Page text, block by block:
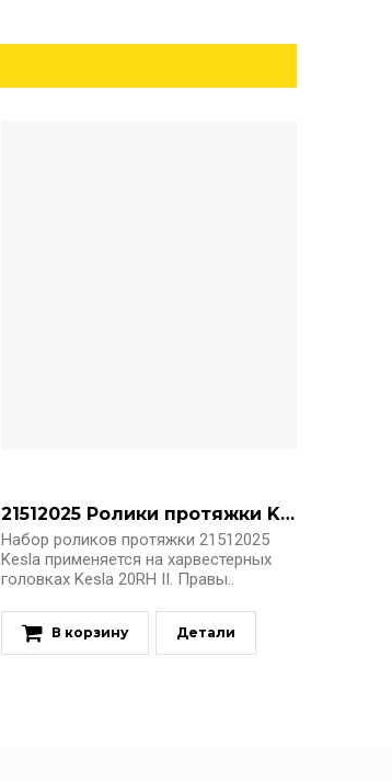
21512025 Ролики протяжки Kesla 20RH II
Набор роликов протяжки 21512025
Kesla применяется на харвестерных
головках Kesla 20RH II. Правы..
В корзину Детали